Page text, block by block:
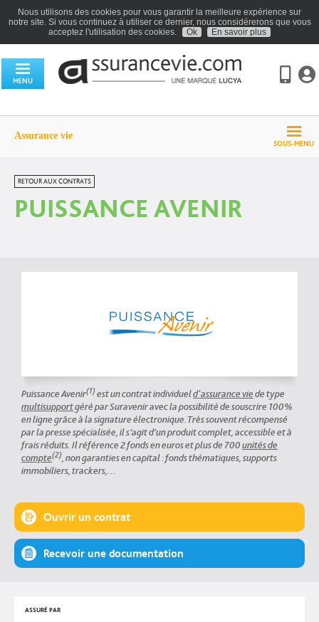
Nous utilisons des cookies pour vous garantir la meilleure expérience sur
notre site. Si vous continuez à utiliser ce dernier, nous considérerons que vous
acceptez l'utilisation des cookies.
Ok En savoir plus
MENU
SOUS-MENU
Assurance vie
RETOUR AUX CONTRATS
PUISSANCE AVENIR
Puissance Avenir(1) est un contrat individueld'assurance viede type
multisupportgéré par Suravenir avec la possibilité de souscrire 100%
en ligne grâce à la signature électronique. Très souvent récompensé
par la presse spécialisée, il s’agit d’un produit complet, accessible et à
frais réduits. Il référence 2 fonds en euros et plus de 700unités de
compte(2), non garanties en capital : fonds thématiques, supports
immobiliers, trackers,…
Ouvrir un contrat
Recevoir une documentation
ASSURÉ PAR